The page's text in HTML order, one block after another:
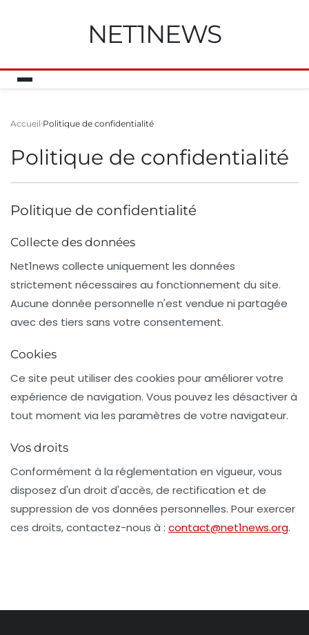
NET1NEWS
Accueil Politique de confidentialité
Politique de confidentialité
Politique de confidentialité
Collecte des données
Net1news collecte uniquement les données
strictement nécessaires au fonctionnement du site.
Aucune donnée personnelle n'est vendue ni partagée
avec des tiers sans votre consentement.
Cookies
Ce site peut utiliser des cookies pour améliorer votre
expérience de navigation. Vous pouvez les désactiver à
tout moment via les paramètres de votre navigateur.
Vos droits
Conformément à la réglementation en vigueur, vous
disposez d'un droit d'accès, de rectification et de
suppression de vos données personnelles. Pour exercer
ces droits, contactez-nous à : contact@net1news.org.